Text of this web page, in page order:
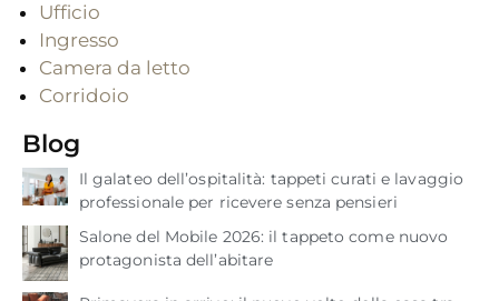
Ufficio
Ingresso
Camera da letto
Corridoio
Blog
Il galateo dell’ospitalità: tappeti curati e lavaggio
professionale per ricevere senza pensieri
Salone del Mobile 2026: il tappeto come nuovo
protagonista dell’abitare